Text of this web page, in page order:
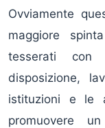
Ovviamente
maggiore
tesserati
disposizione,
istituzioni e le
promuovere